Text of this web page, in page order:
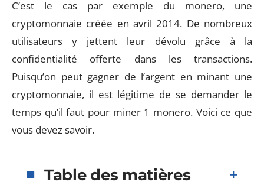
C’est le cas par exemple du monero, une
cryptomonnaie créée en avril 2014. De nombreux
utilisateurs y jettent leur dévolu grâce à la
confidentialité offerte dans les transactions.
Puisqu’on peut gagner de l’argent en minant une
cryptomonnaie, il est légitime de se demander le
temps qu’il faut pour miner 1 monero. Voici ce que
vous devez savoir.
Table des matières